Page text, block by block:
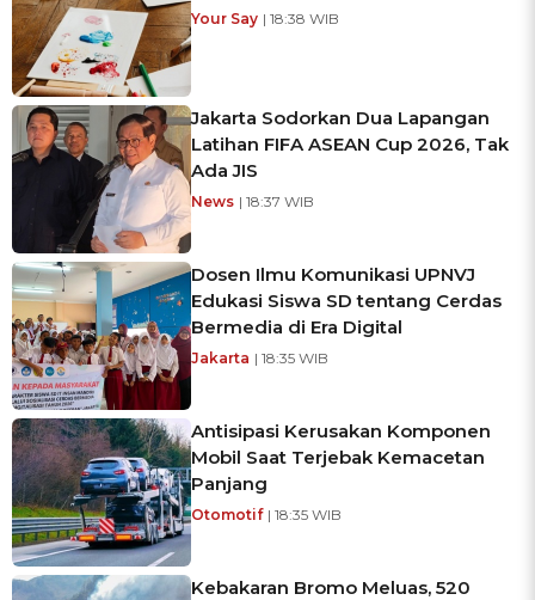
Your Say | 18:38 WIB
Jakarta Sodorkan Dua Lapangan
Latihan FIFA ASEAN Cup 2026, Tak
Ada JIS
News | 18:37 WIB
Dosen Ilmu Komunikasi UPNVJ
Edukasi Siswa SD tentang Cerdas
Bermedia di Era Digital
Jakarta | 18:35 WIB
Antisipasi Kerusakan Komponen
Mobil Saat Terjebak Kemacetan
Panjang
Otomotif | 18:35 WIB
Kebakaran Bromo Meluas, 520